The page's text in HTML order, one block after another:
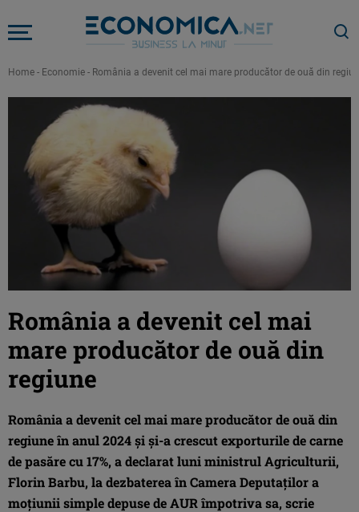
Home - Economie - România a devenit cel mai mare producător de ouă din
România a devenit cel mai
mare producător de ouă din
regiune
România a devenit cel mai mare producător de ouă din
regiune în anul 2024 şi şi-a crescut exporturile de carne
de pasăre cu 17%, a declarat luni ministrul Agriculturii,
Florin Barbu, la dezbaterea în Camera Deputaţilor a
moţiunii simple depuse de AUR împotriva sa, scrie